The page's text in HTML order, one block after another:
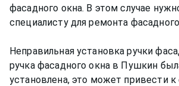
фасадного окна. В этом случае
специалисту для ремонта
Неправильная установка ручки
ручка фасадного окна в Пушкин
установлена, это может привести к